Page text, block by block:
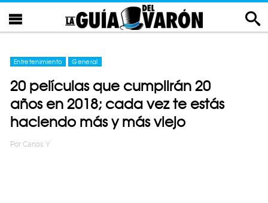
Entretenimiento General
20 películas que cumplirán 20
años en 2018; cada vez te estás
haciendo más y más viejo
Por Carlos Y